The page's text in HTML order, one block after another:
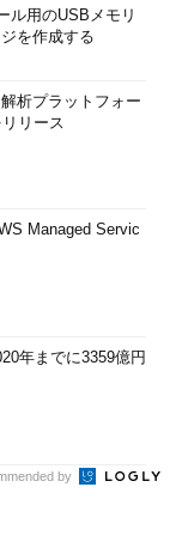
ル用のUSBメモリ
を作成する
析プラットフォー
リース
Managed Servic
年までに3359億円
by